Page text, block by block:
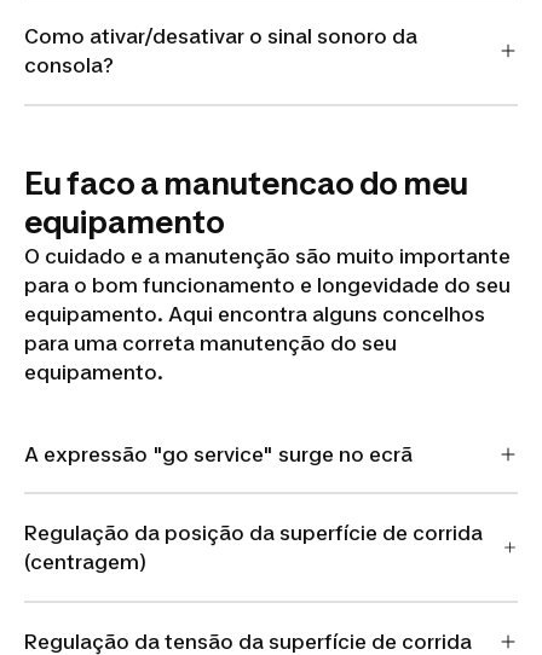
Como ativar/desativar o sinal sonoro da
consola?
Eu faco a manutencao do meu
equipamento
O cuidado e a manutenção são muito importante
para o bom funcionamento e longevidade do seu
equipamento. Aqui encontra alguns concelhos
para uma correta manutenção do seu
equipamento.
A expressão "go service" surge no ecrã
Regulação da posição da superfície de corrida
(centragem)
Regulação da tensão da superfície de corrida